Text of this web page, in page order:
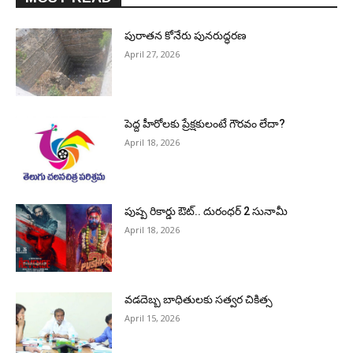
పురాత‌న కోనేరు పున‌రుద్ధ‌ర‌ణ
April 27, 2026
పెద్ద హీరోల‌కు ప్రేక్ష‌కులంటే గౌర‌వం లేదా?
April 18, 2026
పుష్ప రికార్డు ఔట్‌.. దురంధ‌ర్ 2 సునామీ
April 18, 2026
వడదెబ్బ బాధితులకు సత్వర చికిత్స
April 15, 2026